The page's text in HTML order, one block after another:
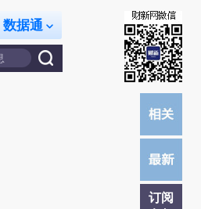
数据通
订阅